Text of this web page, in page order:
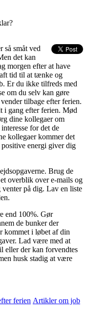
så småt ved
det kan
morgen efter at have
tid til at tænke og
Er du ikke tilfreds med
om du selv kan gøre
tilbage efter ferien.
i gang efter ferien. Mød
dine kollegaer om
for det de
kollegaer kommer det
energi giver dig
Brug de
overblik over e-mails og
på dig. Lav en liste
end 100%. Gør
de bunker der
kommet i løbet af din
Lad være med at
eller der kan forvendtes
husk stadig at være
ferien Categories
Artikler om job